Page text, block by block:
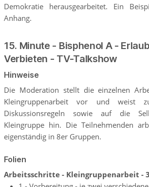
Demokratie herausgearbeitet. Ein
Anhang.
15. Minute - Bisphenol A -
Verbieten - TV-Talkshow
Hinweise
Die Moderation stellt die einzelnen
Kleingruppenarbeit vor und weist
Diskussionsregeln sowie auf die
Kleingruppe hin. Die Teilnehmenden
eigenständig in 8er Gruppen.
Folien
Arbeitsschritte - Kleingruppenarbeit -